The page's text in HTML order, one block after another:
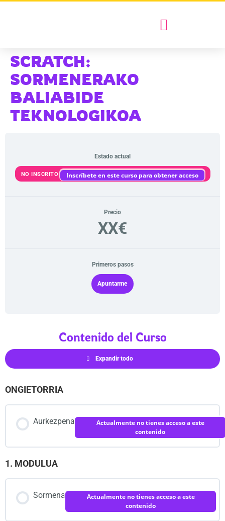
SCRATCH:
SORMENERAKO
BALIABIDE
TEKNOLOGIKOA
Estado actual
NO INSCRITO Inscríbete en este curso para obtener acceso
Precio
XX€
Primeros pasos
Apuntarme
Contenido del Curso
Expandir todo
ONGIETORRIA
Aurkezpena
Actualmente no tienes acceso a este
contenido
1. MODULUA
Sormena
Actualmente no tienes acceso a este
contenido